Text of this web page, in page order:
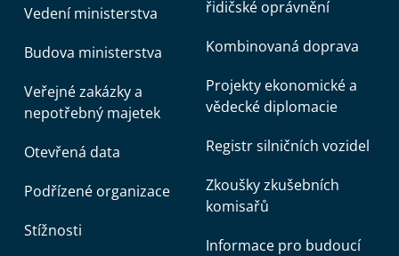
Vedení ministerstva
Budova ministerstva
Veřejné zakázky a
nepotřebný majetek
Otevřená data
Podřízené organizace
Stížnosti
řidičské oprávnění
Kombinovaná doprava
Projekty ekonomické a
vědecké diplomacie
Registr silničních vozidel
Zkoušky zkušebních
komisařů
Informace pro budoucí